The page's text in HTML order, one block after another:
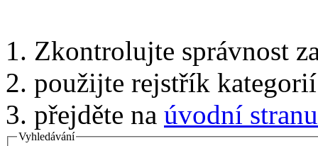
1. Zkontrolujte správnost
2. použijte rejstřík
3. přejděte na úvodní stranu
Vyhledávání